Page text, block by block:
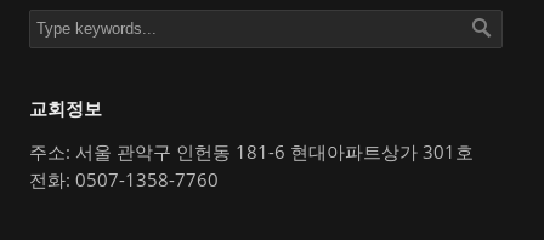
교회정보
주소: 서울 관악구 인헌동 181-6 현대아파트상가 301호
전화: 0507-1358-7760